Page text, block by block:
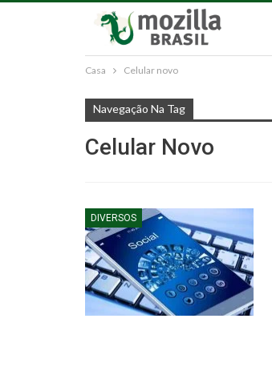
Casa Celular novo
Navegação Na Tag
Celular Novo
DIVERSOS